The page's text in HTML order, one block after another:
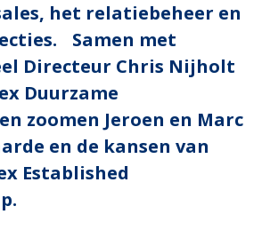
het relatiebeheer en
Samen met
Directeur Chris Nijholt
Duurzame
zoomen Jeroen en Marc
en de kansen van
Established